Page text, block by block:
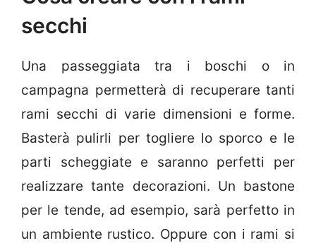
secchi
Una passeggiata tra i boschi o in
campagna permetterà di recuperare tanti
rami secchi di varie dimensioni e forme.
Basterà pulirli per togliere lo sporco e le
parti scheggiate e saranno perfetti per
realizzare tante decorazioni. Un bastone
per le tende, ad esempio, sarà perfetto in
un ambiente rustico. Oppure con i rami si